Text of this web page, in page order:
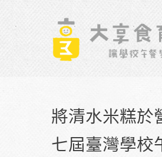
將清水米糕於
七屆臺灣學校